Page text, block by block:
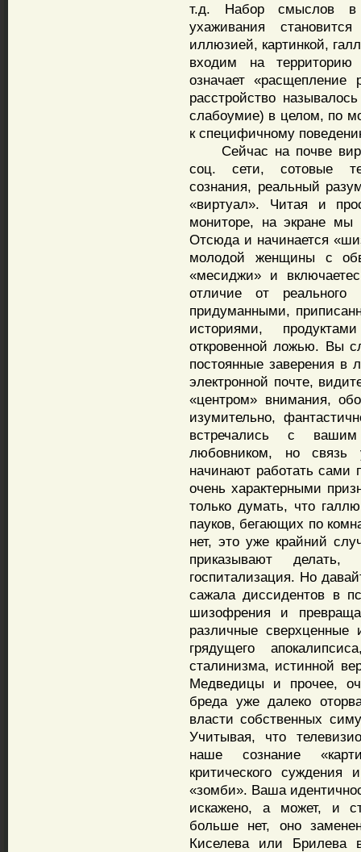
т.д. Набор смыслов в
ухаживания
иллюзией, картинкой,
входим на
означает «расщепление
расстройство
слабоумие) в целом, по
к специфичному
Сейчас на почве
соц. сети, сотовые
сознания, реальный
«виртуал». Читая и
мониторе, на экране мы
Отсюда и начинается
молодой женщины с
«месиджи» и
отличие от реального
придуманными,
историями,
откровенной ложью. Вы
постоянные заверения
электронной почте,
«центром» внимания,
изумительно,
встречались с
любовником, но связь
начинают работать сами
очень характерными
только думать, что
пауков, бегающих по
нет, это уже крайний
приказывают
госпитализация. Но
сажала диссидентов в
шизофрения и
различные
грядущего
сталинизма, истинной
Медведицы и прочее,
бреда уже далеко
власти собственных
Учитывая, что
наше сознание
критического
«зомби». Ваша
искажено, а может, и
больше нет, оно
Киселева или Брилева